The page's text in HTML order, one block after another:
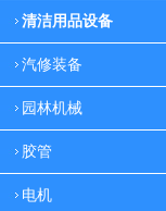
清洁用品设备
汽修装备
园林机械
胶管
电机